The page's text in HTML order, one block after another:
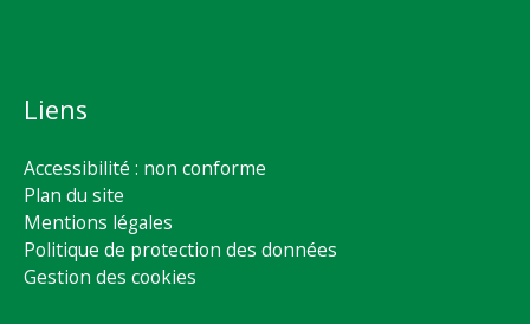
Liens
Accessibilité : non conforme
Plan du site
Mentions légales
Politique de protection des données
Gestion des cookies